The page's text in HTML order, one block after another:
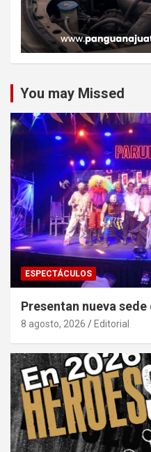
You may Missed
ESPECTÁCULOS
Presentan nueva
8 agosto, 2026 Editorial